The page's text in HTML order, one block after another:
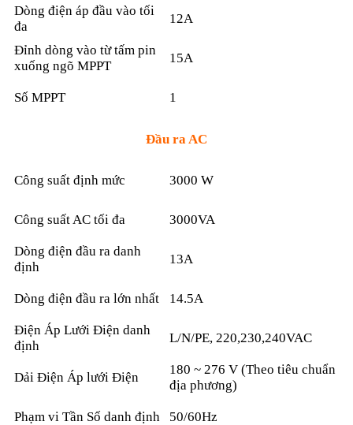
Dòng điện áp đầu vào tối
đa
12A
Đỉnh dòng vào từ tấm pin
xuống ngõ MPPT
15A
Số MPPT 1
Đầu ra AC
Công suất định mức 3000 W
Công suất AC tối đa 3000VA
Dòng điện đầu ra danh
định
13A
Dòng điện đầu ra lớn nhất 14.5A
Điện Áp Lưới Điện danh
định
L/N/PE, 220,230,240VAC
Dải Điện Áp lưới Điện
180 ~ 276 V (Theo tiêu chuẩn
địa phương)
Phạm vi Tần Số danh định 50/60Hz